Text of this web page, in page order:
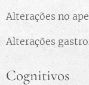
Alterações no
Alterações
Cognitivos